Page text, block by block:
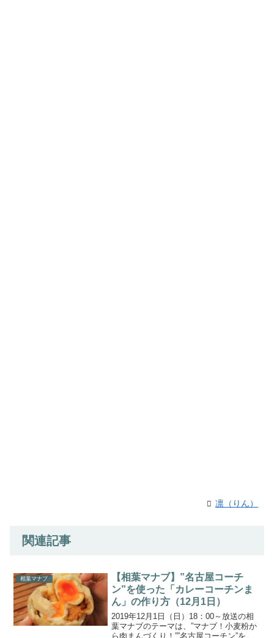
凛（りん）
関連記事
相葉マナブ
【相葉マナブ】”名古屋コーチ
ン”を使った「カレーコーチンま
ん」の作り方（12月1日）
2019年12月1日（日）18：00～放送の相
葉マナブのテーマは、”マナブ！小麦粉か
ら肉まんづくり！””名古屋コーチン”を使